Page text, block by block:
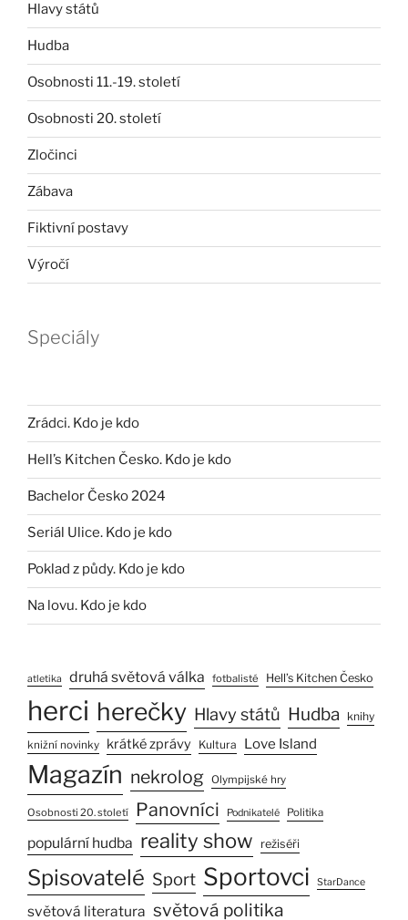
Hlavy států
Hudba
Osobnosti 11.-19. století
Osobnosti 20. století
Zločinci
Zábava
Fiktivní postavy
Výročí
Speciály
Zrádci. Kdo je kdo
Hell’s Kitchen Česko. Kdo je kdo
Bachelor Česko 2024
Seriál Ulice. Kdo je kdo
Poklad z půdy. Kdo je kdo
Na lovu. Kdo je kdo
atletika druhá světová válka fotbalisté Hell’s Kitchen Česko
herci herečky Hlavy států Hudba knihy
knižní novinky krátké zprávy Kultura Love Island
Magazín nekrolog Olympijské hry
Osobnosti 20. století Panovníci Podnikatelé Politika
populární hudba reality show režiséři
Spisovatelé Sport Sportovci StarDance
světová literatura světová politika